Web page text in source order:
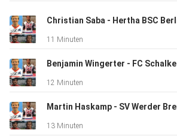
11 Minuten
12 Minuten
13 Minuten